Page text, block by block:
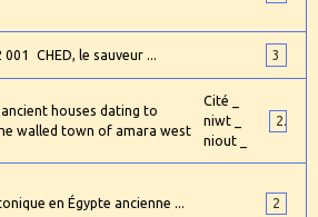
CHED, le sauveur ... 3
Cité _
niwt _
niout _
en Égypte ancienne ... 2